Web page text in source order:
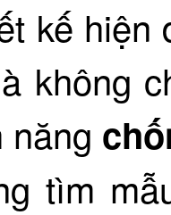
kế hiện
không
năng
tìm